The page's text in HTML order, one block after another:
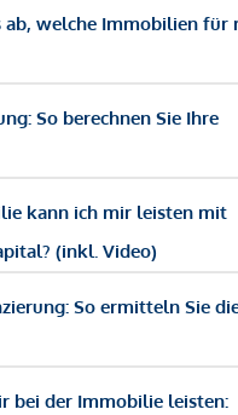
ab, welche Immobilien für
So berechnen Sie Ihre
kann ich mir leisten mit
(inkl. Video)
So ermitteln Sie
bei der Immobilie leisten: